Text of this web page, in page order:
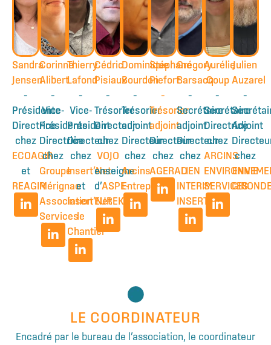
Sandra
Jensen
–
Présidente
Directrice
chez
ECOAGIR
et
REAGIR
Corinne
Alibert
–
Vice-
Présidente
Directrice
chez
Groupe
Mérignac
Association
Services
Thierry
Lafond
–
Vice-
Président
Directeur
chez
Insert’Net
et
Insert’Net
le
Chantier
Cédric
Pisiaux
–
Trésorier
Directeur
chez
VOJO
enseigne
d’ASPE-
EUREKA
Dominique
Bourdon
–
Trésorier
adjoint
Directeur
chez
Arcins
Entreprise
Stéphane
Piefort
–
Trésorier
adjoint.
Directeur
chez
AGERAD
Grégory
Barsacq
–
Secrétaire
adjoint
Directeur
chez
LIEN
INTERIM
INSERTION
Aurélie
Coup
–
Secrétaire
Directrice
chez
ARCINS
SERVICES
Julien
Auzarel
–
Adjoint
chez
ENVIE
LE COORDINATEUR
Encadré par le bureau de l’association, le coordinateur